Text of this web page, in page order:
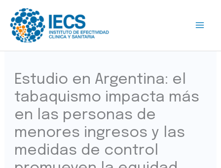
contenido
Estudio en Argentina: el
tabaquismo impacta más
en las personas de
menores ingresos y las
medidas de control